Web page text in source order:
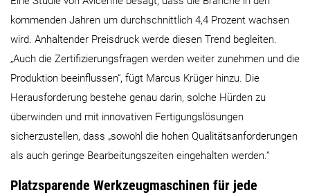
kommenden Jahren um durchschnittlich 4,4 Prozent wachsen
wird. Anhaltender Preisdruck werde diesen Trend begleiten.
„Auch die Zertifizierungsfragen werden weiter zunehmen und die
Produktion beeinflussen“, fügt Marcus Krüger hinzu. Die
Herausforderung bestehe genau darin, solche Hürden zu
überwinden und mit innovativen Fertigungslösungen
sicherzustellen, dass „sowohl die hohen Qualitätsanforderungen
als auch geringe Bearbeitungszeiten eingehalten werden.“
Platzsparende Werkzeugmaschinen für jede